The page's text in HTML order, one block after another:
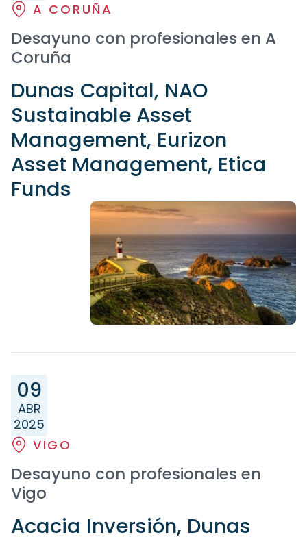
A CORUÑA
Desayuno con profesionales en A
Coruña
Dunas Capital, NAO
Sustainable Asset
Management, Eurizon
Asset Management, Etica
Funds
09
ABR
2025
VIGO
Desayuno con profesionales en
Vigo
Acacia Inversión, Dunas